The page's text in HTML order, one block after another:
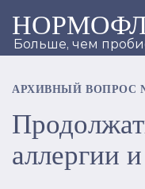
Больше, чем
АРХИВНЫЙ ВОПРОС
аллергии